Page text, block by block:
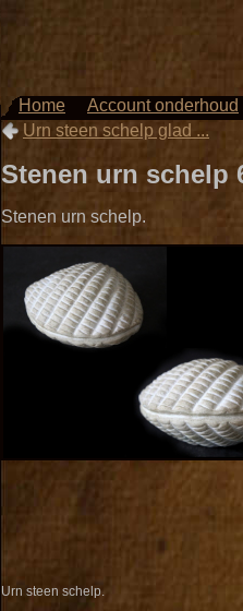
Home Account onderhoud
Urn steen schelp glad ...
Stenen urn schelp
Stenen urn schelp.
Urn steen schelp.